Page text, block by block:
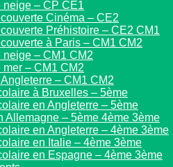
neige – CP CE1
Cinéma – CE2
Préhistoire – CE2 CM1
à Paris – CM1 CM2
neige – CM1 CM2
– CM1 CM2
– CM1 CM2
à Bruxelles – 5ème
en Angleterre – 5ème
Allemagne – 5ème 4ème 3ème
en Angleterre – 4ème 3ème
en Italie – 4ème 3ème
en Espagne – 4ème 3ème